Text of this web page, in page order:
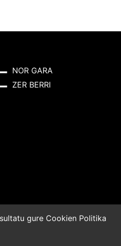
NOR GARA
ZER BERRI
gure Cookien Politika